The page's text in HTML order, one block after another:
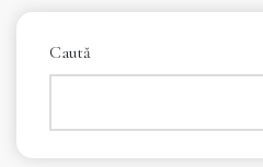
Caută